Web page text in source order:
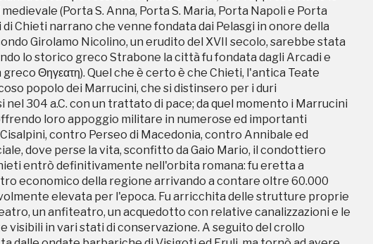
(Porta S. Anna, Porta S. Maria, Porta Napoli e Porta
Chieti narrano che venne fondata dai Pelasgi in onore della
Girolamo Nicolino, un erudito del XVII secolo, sarebbe stata
lo storico greco Strabone la città fu fondata dagli Arcadi e
Θηγεατη). Quel che è certo è che Chieti, l'antica Teate
popolo dei Marrucini, che si distinsero per i duri
304 a.C. con un trattato di pace; da quel momento i Marrucini
loro appoggio militare in numerose ed importanti
contro Perseo di Macedonia, contro Annibale ed
dove perse la vita, sconfitto da Gaio Mario, il condottiero
entrò definitivamente nell'orbita romana: fu eretta a
economico della regione arrivando a contare oltre 60.000
elevata per l'epoca. Fu arricchita delle strutture proprie
un anfiteatro, un acquedotto con relative canalizzazioni e le
in vari stati di conservazione. A seguito del crollo
loro appoggio militare in numerose ed importanti
contro Perseo di Macedonia, contro Annibale ed
dove perse la vita, sconfitto da Gaio Mario, il condottiero
entrò definitivamente nell'orbita romana: fu eretta a
economico della regione arrivando a contare oltre 60.000
elevata per l'epoca. Fu arricchita delle strutture proprie
un anfiteatro, un acquedotto con relative canalizzazioni e le
in vari stati di conservazione. A seguito del crollo
dalle ondate barbariche di Visigoti ed Eruli, ma tornò ad avere
dei Longobardi che la fecero Gastaldato di dominio regio,
per due secoli alle dipendenze del Ducato di Benevento. In
la città tornò a conoscere popolosità e dinamismo e
preminenza anche sotto la dominazione sveva. Con gli Angioini
un ulteriore periodo di grande sviluppo e fu posta a capo di
propria. La titulatio di Città Regia e capoluogo degli